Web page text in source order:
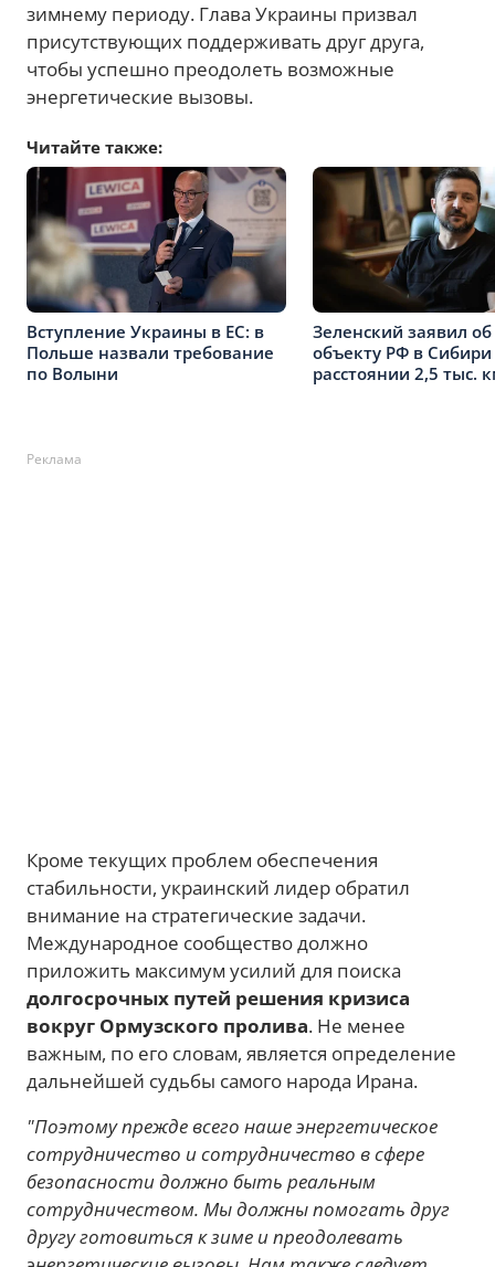
зимнему периоду. Глава Украины призвал
присутствующих поддерживать друг друга,
чтобы успешно преодолеть возможные
энергетические вызовы.
Читайте также:
Вступление Украины в ЕС: в
Польше назвали требование
по Волыни
Зеленский заявил
объекту РФ в
расстоянии 2,5 тыс.
Реклама
Кроме текущих проблем обеспечения
стабильности, украинский лидер обратил
внимание на стратегические задачи.
Международное сообщество должно
приложить максимум усилий для поиска
долгосрочных путей решения кризиса
вокруг Ормузского пролива. Не менее
важным, по его словам, является определение
дальнейшей судьбы самого народа Ирана.
"Поэтому прежде всего наше энергетическое
сотрудничество и сотрудничество в сфере
безопасности должно быть реальным
сотрудничеством. Мы должны помогать друг
другу готовиться к зиме и преодолевать